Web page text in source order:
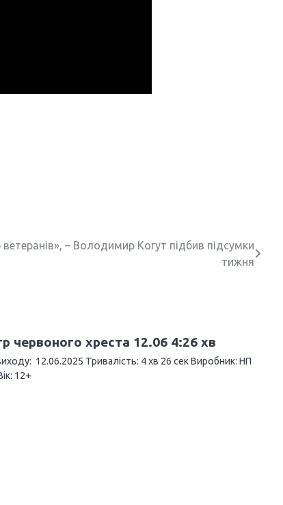
– Володимир Когут підбив підсумки
тижня
червоного хреста 12.06 4:26 хв
12.06.2025 Тривалість: 4 хв 26 сек Виробник: НП
12+